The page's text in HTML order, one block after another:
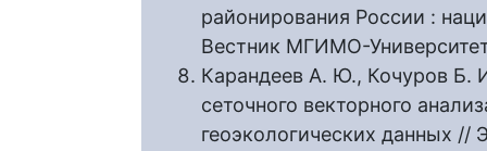
районирования России :
Вестник МГИМО-
Карандеев А. Ю., Кочуров Б.
сеточного векторного
геоэкологических данных //